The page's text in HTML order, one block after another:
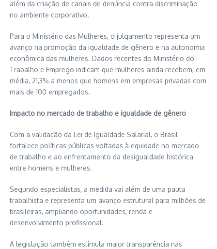
além da criação de canais de denúncia contra discriminação
no ambiente corporativo.
Para o Ministério das Mulheres, o julgamento representa um
avanço na promoção da igualdade de gênero e na autonomia
econômica das mulheres. Dados recentes do Ministério do
Trabalho e Emprego indicam que mulheres ainda recebem, em
média, 21,3% a menos que homens em empresas privadas com
mais de 100 empregados.
Impacto no mercado de trabalho e igualdade de gênero
Com a validação da Lei de Igualdade Salarial, o Brasil
fortalece políticas públicas voltadas à equidade no mercado
de trabalho e ao enfrentamento da desigualdade histórica
entre homens e mulheres.
Segundo especialistas, a medida vai além de uma pauta
trabalhista e representa um avanço estrutural para milhões de
brasileiras, ampliando oportunidades, renda e
desenvolvimento profissional.
A legislação também estimula maior transparência nas